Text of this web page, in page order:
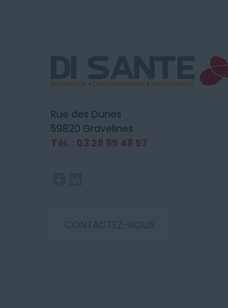
Rue des Dunes
59820 Gravelines
Tél. : 03 28 65 48 57